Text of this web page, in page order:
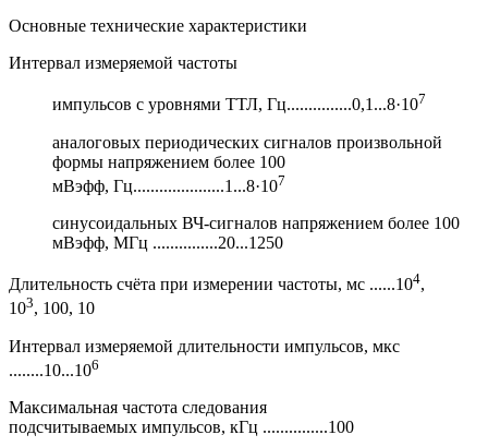
Основные технические характеристики
Интервал измеряемой частоты
импульсов с уровнями ТТЛ, Гц...............0,1...8·107
аналоговых периодических сигналов произвольной
формы напряжением более 100
мВэфф, Гц.....................1...8·107
синусоидальных ВЧ-сигналов напряжением более 100
мВэфф, МГц ...............20...1250
Длительность счёта при измерении частоты, мс ......104,
103, 100, 10
Интервал измеряемой длительности импульсов, мкс
........10...106
Максимальная частота следования
подсчитываемых импульсов, кГц ...............100